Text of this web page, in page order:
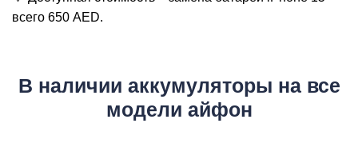
всего 650 AED.
В наличии аккумуляторы на все
модели айфон